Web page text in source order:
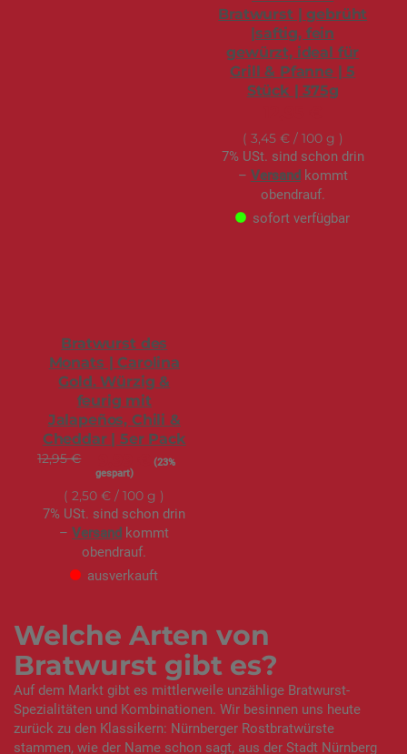
Bratwurst | gebrüht
|saftig, fein
gewürzt, ideal für
Grill & Pfanne | 5
Stück | 375g
3,45 €/ 100 g
7% USt. sind schon drin
– Versandkommt
obendrauf.
sofort verfügbar
Bratwurst des
Monats | Carolina
Gold. Würzig &
feurig mit
Jalapeños, Chili &
Cheddar | 5er Pack
12,95 €
o
n
d
e
r
a
n
e
o
(23%
gespart)
2,50 € / 100 g
7% USt. sind schon drin
–Versand kommt
obendrauf.
ausverkauft
Welche Arten von
Bratwurst gibt es?
Auf dem Markt gibt es mittlerweile unzählige Bratwurst-
Spezialitäten und Kombinationen. Wir besinnen uns heute
zurück zu den Klassikern: Nürnberger Rostbratwürste
stammen, wie der Name schon sagt, aus der Stadt Nürnberg